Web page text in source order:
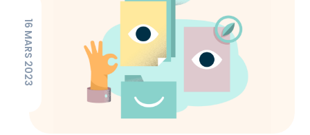
16 MARS 2023